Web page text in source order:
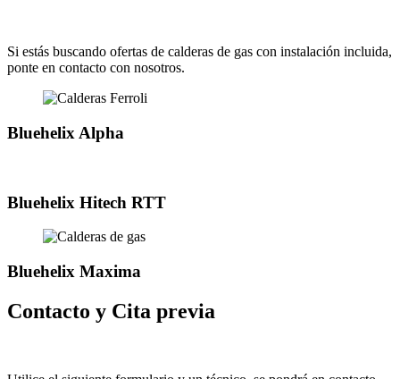
Si estás buscando ofertas de calderas de gas con instalación incluida,
ponte en contacto con nosotros.
Bluehelix Alpha
Bluehelix Hitech RTT
Bluehelix Maxima
Contacto y Cita previa